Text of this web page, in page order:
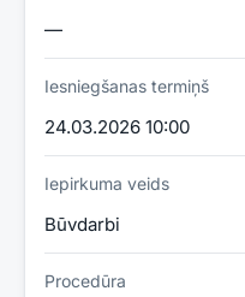
—
Iesniegšanas termiņš
24.03.2026 10:00
Iepirkuma veids
Būvdarbi
Procedūra